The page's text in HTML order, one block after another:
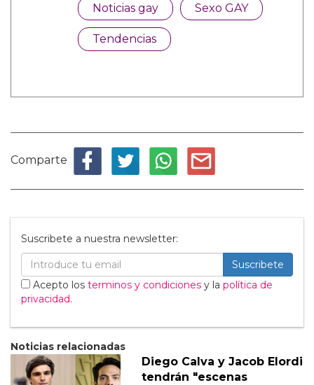
Noticias gay Sexo GAY
Tendencias
Comparte
Suscribete a nuestra newsletter:
Suscribete
Acepto los terminos y condiciones y la política de
privacidad.
Noticias relacionadas
Diego Calva y Jacob Elordi
tendrán "escenas